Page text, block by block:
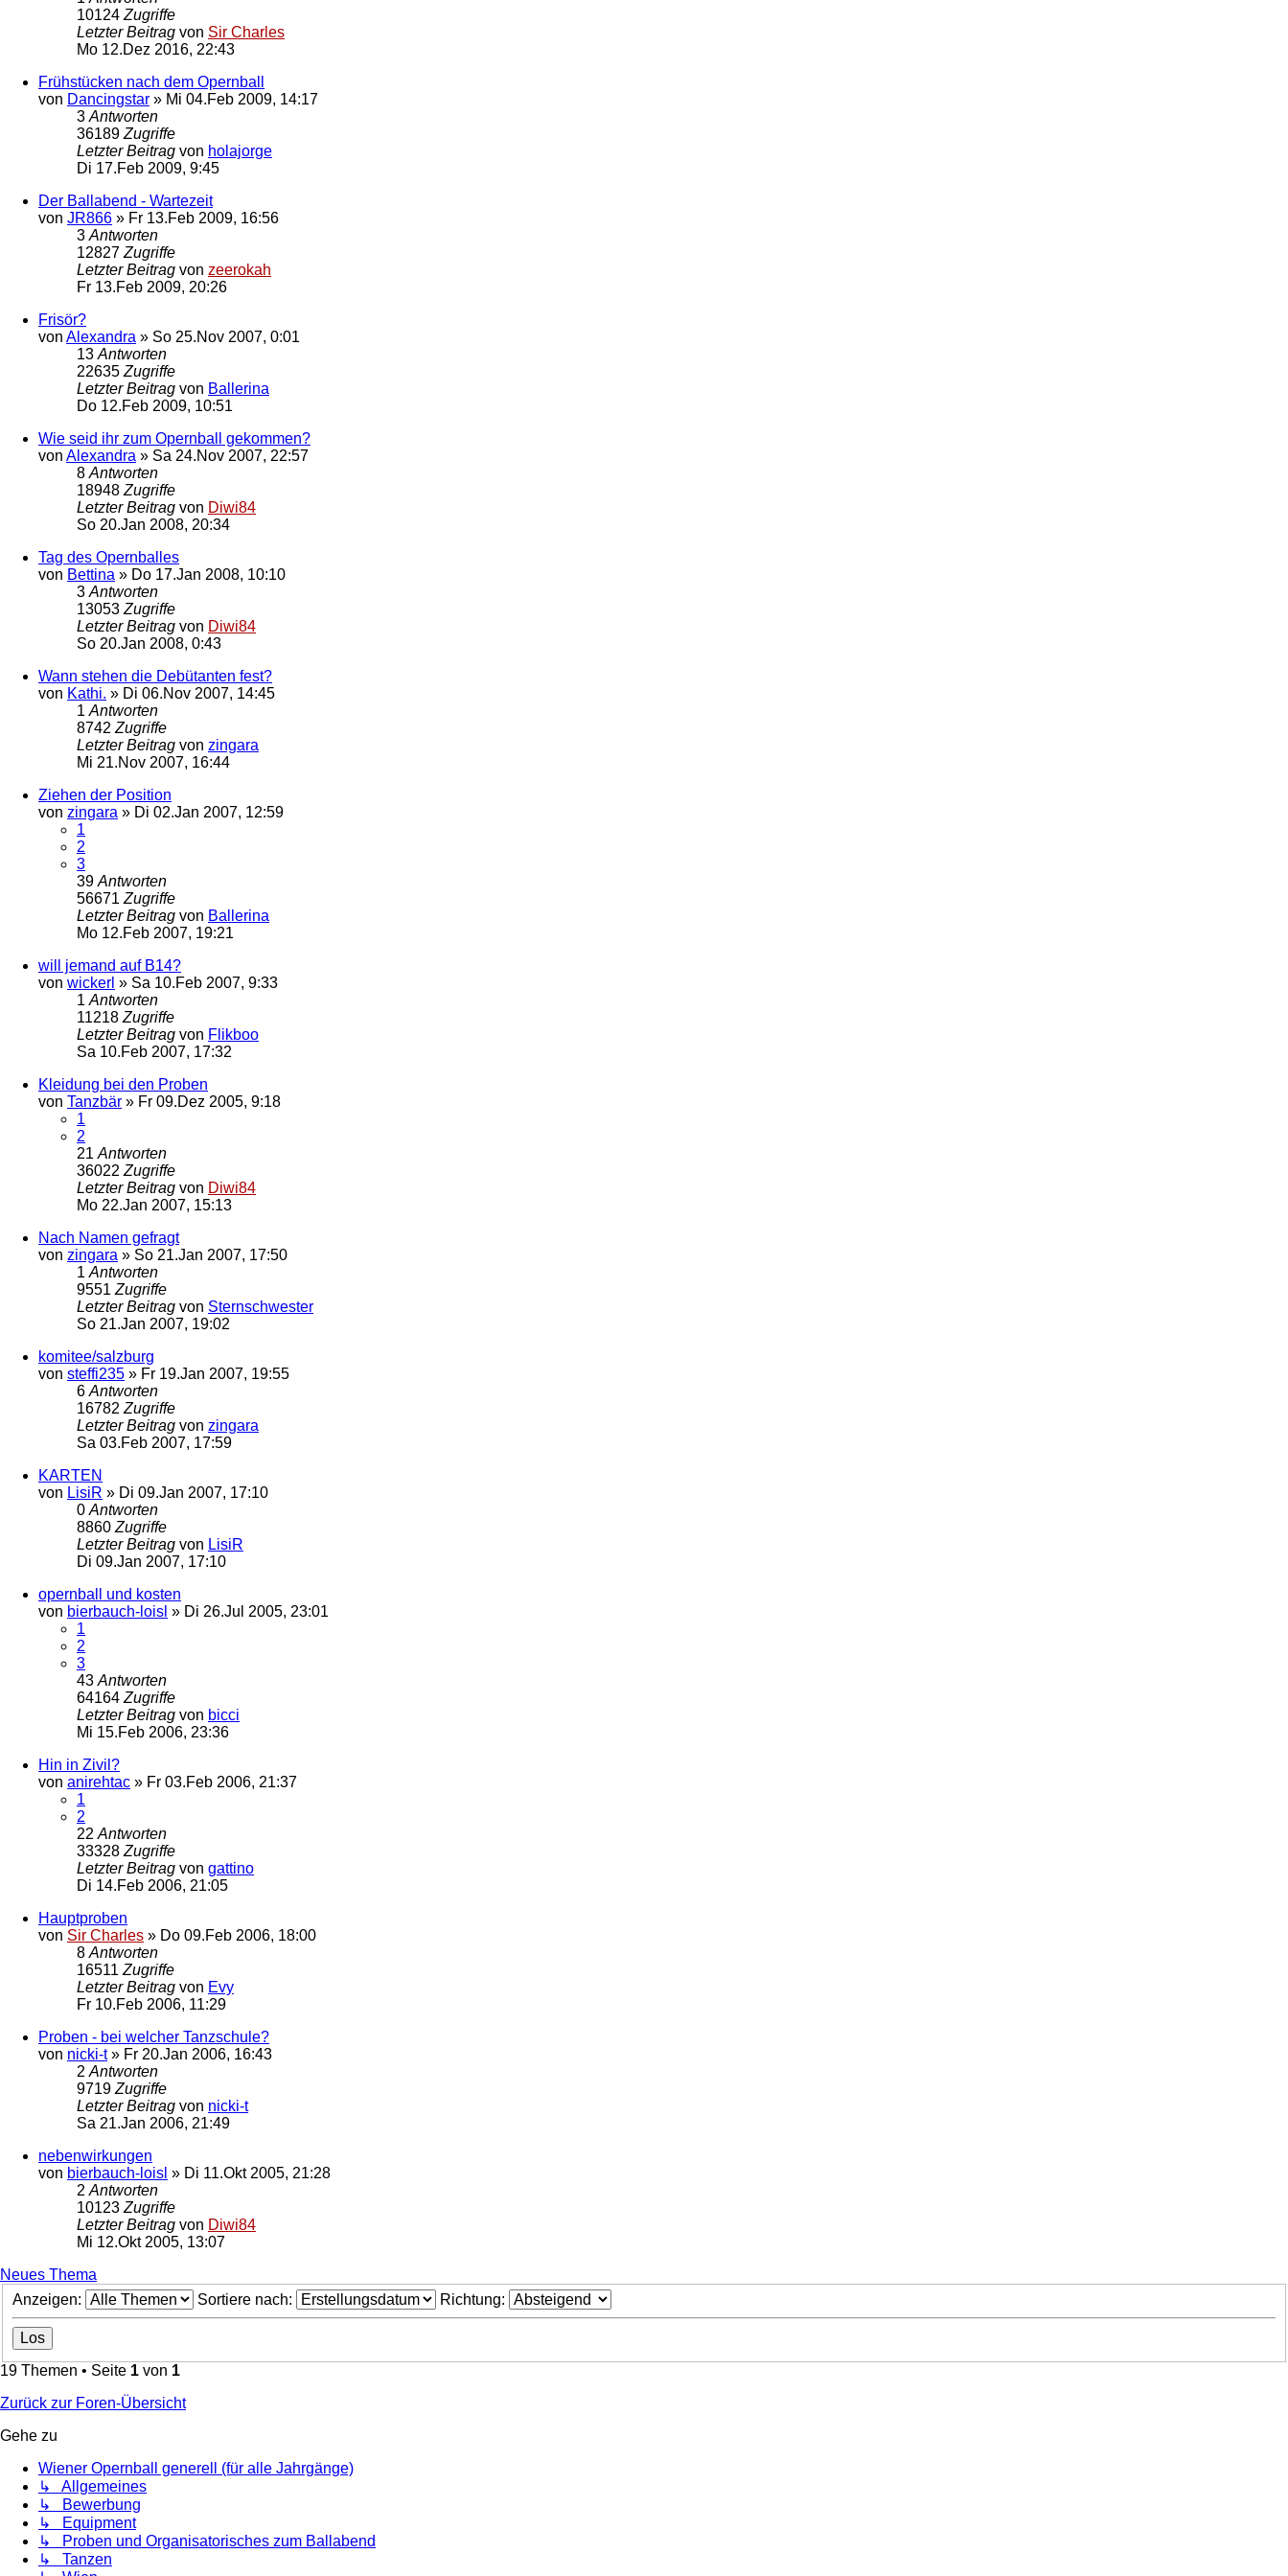
10124 Zugriffe
Letzter Beitrag von Sir Charles
Mo 12.Dez 2016, 22:43
Frühstücken nach dem Opernball
von Dancingstar » Mi 04.Feb 2009, 14:17
3 Antworten
36189 Zugriffe
Letzter Beitrag von holajorge
Di 17.Feb 2009, 9:45
Der Ballabend - Wartezeit
von JR866 » Fr 13.Feb 2009, 16:56
3 Antworten
12827 Zugriffe
Letzter Beitrag von zeerokah
Fr 13.Feb 2009, 20:26
Frisör?
von Alexandra » So 25.Nov 2007, 0:01
13 Antworten
22635 Zugriffe
Letzter Beitrag von Ballerina
Do 12.Feb 2009, 10:51
Wie seid ihr zum Opernball gekommen?
von Alexandra » Sa 24.Nov 2007, 22:57
8 Antworten
18948 Zugriffe
Letzter Beitrag von Diwi84
So 20.Jan 2008, 20:34
Tag des Opernballes
von Bettina » Do 17.Jan 2008, 10:10
3 Antworten
13053 Zugriffe
Letzter Beitrag von Diwi84
So 20.Jan 2008, 0:43
Wann stehen die Debütanten fest?
von Kathi. » Di 06.Nov 2007, 14:45
1 Antworten
8742 Zugriffe
Letzter Beitrag von zingara
Mi 21.Nov 2007, 16:44
Ziehen der Position
von zingara » Di 02.Jan 2007, 12:59
1
2
3
39 Antworten
56671 Zugriffe
Letzter Beitrag von Ballerina
Mo 12.Feb 2007, 19:21
will jemand auf B14?
von wickerl » Sa 10.Feb 2007, 9:33
1 Antworten
11218 Zugriffe
Letzter Beitrag von Flikboo
Sa 10.Feb 2007, 17:32
Kleidung bei den Proben
von Tanzbär » Fr 09.Dez 2005, 9:18
1
2
21 Antworten
36022 Zugriffe
Letzter Beitrag von Diwi84
Mo 22.Jan 2007, 15:13
Nach Namen gefragt
von zingara » So 21.Jan 2007, 17:50
1 Antworten
9551 Zugriffe
Letzter Beitrag von Sternschwester
So 21.Jan 2007, 19:02
komitee/salzburg
von steffi235 » Fr 19.Jan 2007, 19:55
6 Antworten
16782 Zugriffe
Letzter Beitrag von zingara
Sa 03.Feb 2007, 17:59
KARTEN
von LisiR » Di 09.Jan 2007, 17:10
0 Antworten
8860 Zugriffe
Letzter Beitrag von LisiR
Di 09.Jan 2007, 17:10
opernball und kosten
von bierbauch-loisl » Di 26.Jul 2005, 23:01
1
2
3
43 Antworten
64164 Zugriffe
Letzter Beitrag von bicci
Mi 15.Feb 2006, 23:36
Hin in Zivil?
von anirehtac » Fr 03.Feb 2006, 21:37
1
2
22 Antworten
33328 Zugriffe
Letzter Beitrag von gattino
Di 14.Feb 2006, 21:05
Hauptproben
von Sir Charles » Do 09.Feb 2006, 18:00
8 Antworten
16511 Zugriffe
Letzter Beitrag von Evy
Fr 10.Feb 2006, 11:29
Proben - bei welcher Tanzschule?
von nicki-t» Fr 20.Jan 2006, 16:43
2 Antworten
9719 Zugriffe
Letzter Beitrag von nicki-t
Sa 21.Jan 2006, 21:49
nebenwirkungen
von bierbauch-loisl » Di 11.Okt 2005, 21:28
2 Antworten
10123 Zugriffe
Letzter Beitrag von Diwi84
Mi 12.Okt 2005, 13:07
Neues Thema
Anzeigen:
Sortiere nach: Richtung:
19 Themen • Seite 1 von 1
Zurück zur Foren-Übersicht
Gehe zu
Wiener Opernball generell (für alle Jahrgänge)
↳ Allgemeines
↳ Bewerbung
↳ Equipment
↳ Proben und Organisatorisches zum Ballabend
↳ Tanzen